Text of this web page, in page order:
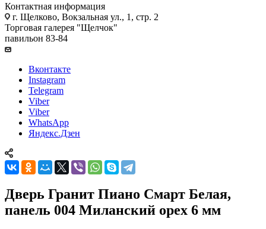
Контактная информация
г. Щелково, Вокзальная ул., 1, стр. 2
Торговая галерея "Щелчок"
павильон 83-84
Вконтакте
Instagram
Telegram
Viber
Viber
WhatsApp
Яндекс.Дзен
Дверь Гранит Пиано Смарт Белая,
панель 004 Миланский орех 6 мм